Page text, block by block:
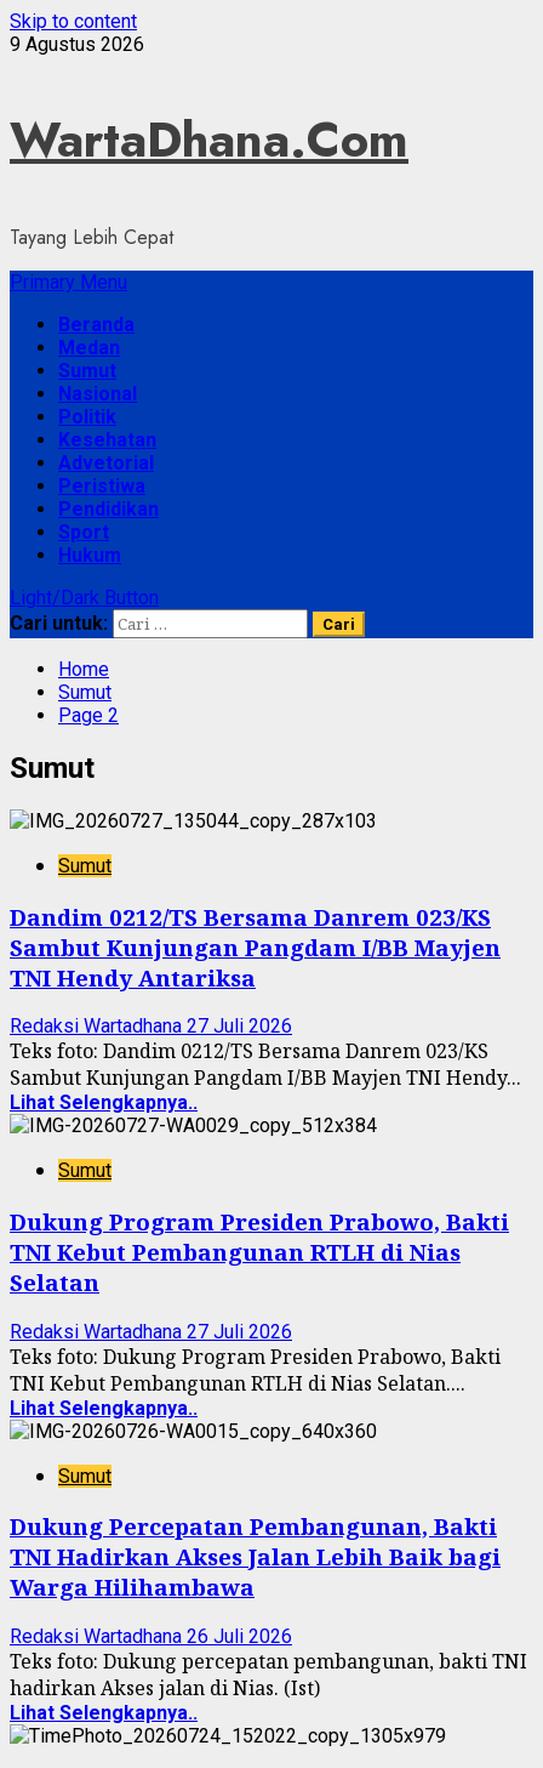
Skip to content
9 Agustus 2026
WartaDhana.Com
Tayang Lebih Cepat
Primary Menu
Beranda
Medan
Sumut
Nasional
Politik
Kesehatan
Advetorial
Peristiwa
Pendidikan
Sport
Hukum
Light/Dark Button
Cari untuk:
Home
Sumut
Page 2
Sumut
Sumut
Dandim 0212/TS Bersama Danrem 023/KS
Sambut Kunjungan Pangdam I/BB Mayjen
TNI Hendy Antariksa
Redaksi Wartadhana 27 Juli 2026
Teks foto: Dandim 0212/TS Bersama Danrem 023/KS
Sambut Kunjungan Pangdam I/BB Mayjen TNI Hendy...
Lihat Selengkapnya..
Sumut
Dukung Program Presiden Prabowo, Bakti
TNI Kebut Pembangunan RTLH di Nias
Selatan
Redaksi Wartadhana 27 Juli 2026
Teks foto: Dukung Program Presiden Prabowo, Bakti
TNI Kebut Pembangunan RTLH di Nias Selatan....
Lihat Selengkapnya..
Sumut
Dukung Percepatan Pembangunan, Bakti
TNI Hadirkan Akses Jalan Lebih Baik bagi
Warga Hilihambawa
Redaksi Wartadhana 26 Juli 2026
Teks foto: Dukung percepatan pembangunan, bakti TNI
hadirkan Akses jalan di Nias. (Ist)
Lihat Selengkapnya..